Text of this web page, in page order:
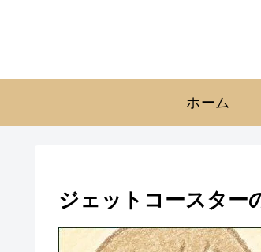
ホーム
ジェットコースター